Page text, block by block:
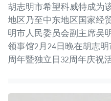
胡志明市希望科威特成为
地区乃至中东地区国家经
明市人民委员会副主席吴
领事馆2月24日晚在胡志
周年暨独立日32周年庆祝